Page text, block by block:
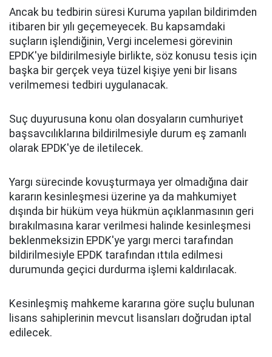
Ancak bu tedbirin süresi Kuruma yapılan bildirimden
itibaren bir yılı geçemeyecek. Bu kapsamdaki
suçların işlendiğinin, Vergi incelemesi görevinin
EPDK'ye bildirilmesiyle birlikte, söz konusu tesis için
başka bir gerçek veya tüzel kişiye yeni bir lisans
verilmemesi tedbiri uygulanacak.
Suç duyurusuna konu olan dosyaların cumhuriyet
başsavcılıklarına bildirilmesiyle durum eş zamanlı
olarak EPDK'ye de iletilecek.
Yargı sürecinde kovuşturmaya yer olmadığına dair
kararın kesinleşmesi üzerine ya da mahkumiyet
dışında bir hüküm veya hükmün açıklanmasının geri
bırakılmasına karar verilmesi halinde kesinleşmesi
beklenmeksizin EPDK'ye yargı merci tarafından
bildirilmesiyle EPDK tarafından ıttıla edilmesi
durumunda geçici durdurma işlemi kaldırılacak.
Kesinleşmiş mahkeme kararına göre suçlu bulunan
lisans sahiplerinin mevcut lisansları doğrudan iptal
edilecek.